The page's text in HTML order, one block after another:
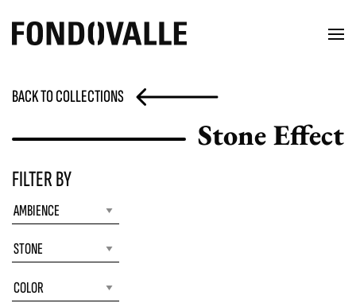
BACK TO COLLECTIONS
Stone Effect
FILTER BY